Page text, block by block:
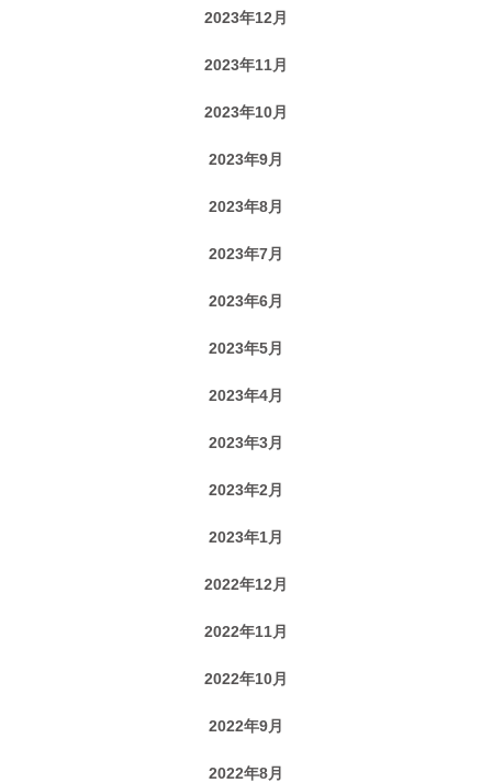
2023年12月
2023年11月
2023年10月
2023年9月
2023年8月
2023年7月
2023年6月
2023年5月
2023年4月
2023年3月
2023年2月
2023年1月
2022年12月
2022年11月
2022年10月
2022年9月
2022年8月